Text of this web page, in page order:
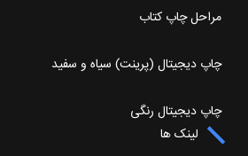
مراحل چاپ کتاب
چاپ دیجیتال (پرینت) سیاه و سفید
چاپ دیجیتال رنگی
لینک ها